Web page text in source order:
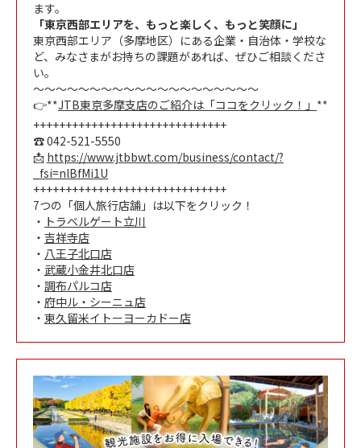
ます。
「東京西部エリアを、もっと楽しく、もっと笑顔に」
東京西部エリア（多摩地区）にある企業・自治体・学校な
ど、みなさまがお持ちの課題があれば、ぜひご相談くださ
い。
～～～～～～～～～～～～～～～～～～～～
👉**JTB東京多摩支店のご紹介は「ココをクリック！」 **
++++++++++++++++++++++++++++++
☎ 042-521-5550
📩 https://www.jtbbwt.com/business/contact/?
_fsi=nlBfMi1U
++++++++++++++++++++++++++++++
7つの「個人旅行店舗」は以下をクリック！
・ トラベルゲート立川
・ 吉祥寺店
・ 八王子北口店
・ 武蔵小金井北口店
・ 調布パルコ店
・ 府中ル・シーニュ店
・ 東久留米イトーヨーカドー店